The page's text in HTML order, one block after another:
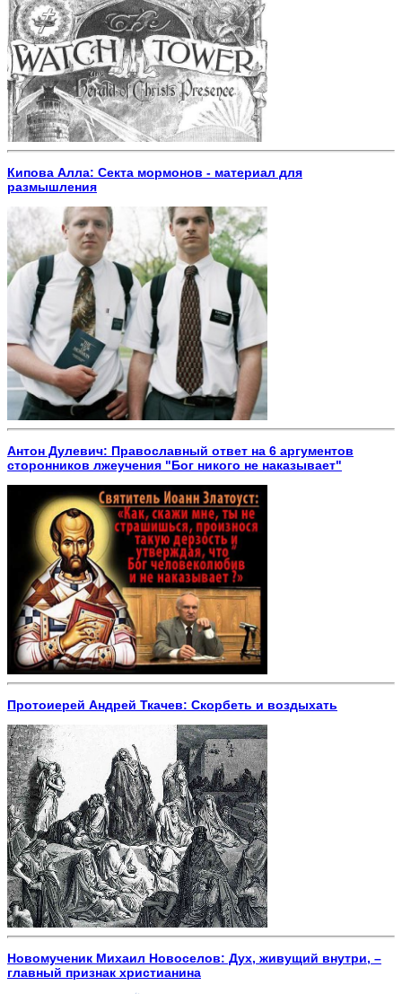
Кипова Алла: Секта мормонов - материал для
размышления
Антон Дулевич: Православный ответ на 6 аргументов
сторонников лжеучения "Бог никого не наказывает"
Протоиерей Андрей Ткачев: Скорбеть и воздыхать
Новомученик Михаил Новоселов: Дух, живущий внутри, –
главный признак христианина